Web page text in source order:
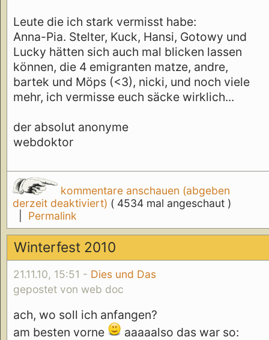
Leute die ich stark vermisst habe:
Anna-Pia. Stelter, Kuck, Hansi, Gotowy und
Lucky hätten sich auch mal blicken lassen
können, die 4 emigranten matze, andre,
bartek und Möps (<3), nicki, und noch viele
mehr, ich vermisse euch säcke wirklich...
der absolut anonyme
webdoktor
kommentare anschauen (abgeben
derzeit deaktiviert) ( 4534 mal angeschaut )
Permalink
Winterfest 2010
21.11.10, 15:51 - Dies und Das
gepostet von web doc
ach, wo soll ich anfangen?
am besten vorne
aaaaalso das war so: